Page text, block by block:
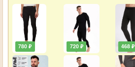
780 ₽ 720 ₽ 468 ₽